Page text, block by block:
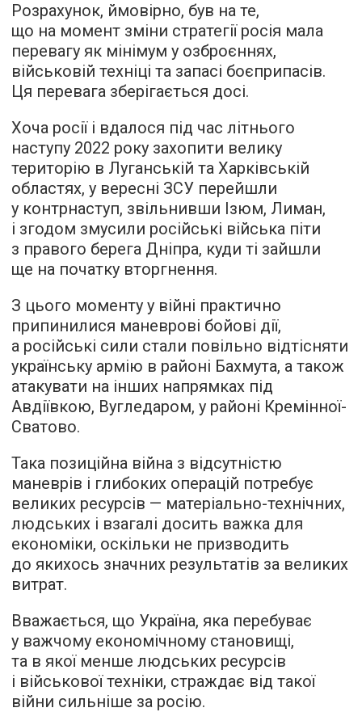
Розрахунок, ймовірно, був на те,
що на момент зміни стратегії росія мала
перевагу як мінімум у озброєннях,
військовій техніці та запасі боєприпасів.
Ця перевага зберігається досі.
Хоча росії і вдалося під час літнього
наступу 2022 року захопити велику
територію в Луганській та Харківській
областях, у вересні ЗСУ перейшли
у контрнаступ, звільнивши Ізюм, Лиман,
і згодом змусили російські війська піти
з правого берега Дніпра, куди ті зайшли
ще на початку вторгнення.
З цього моменту у війні практично
припинилися маневрові бойові дії,
а російські сили стали повільно відтісняти
українську армію в районі Бахмута, а також
атакувати на інших напрямках під
Авдіївкою, Вугледаром, у районі Кремінної-
Сватово.
Така позиційна війна з відсутністю
маневрів і глибоких операцій потребує
великих ресурсів — матеріально-технічних,
людських і взагалі досить важка для
економіки, оскільки не призводить
до якихось значних результатів за великих
витрат.
Вважається, що Україна, яка перебуває
у важчому економічному становищі,
та в якої менше людських ресурсів
і військової техніки, страждає від такої
війни сильніше за росію.